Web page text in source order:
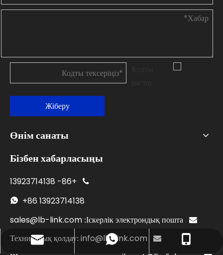
Жіберу
Өнім санаты
Бізбен хабарласыңы

+86-
13923714138
 +86 13923714138

Іскерлік электрондық пошта:
sales@lb-link.com

Техникалық қолдау: info@lb-link.com
+86- 13923714138
+86 13923714138
Бизнес электрондық поштасы: sales@lb-link.com